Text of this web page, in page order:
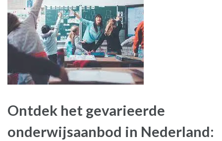
Ontdek het gevarieerde
onderwijsaanbod in Nederland: